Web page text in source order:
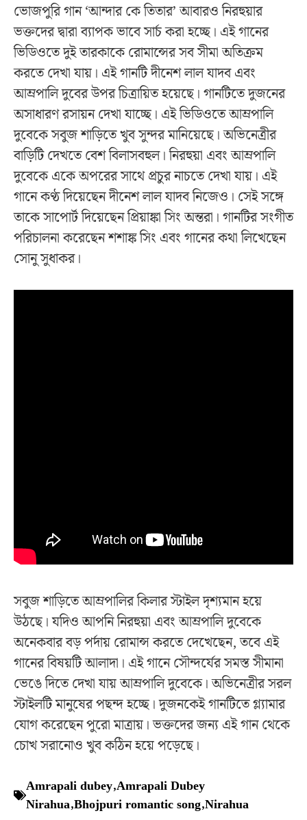
ভোজপুরি গান ‘আন্দার কে তিতার’ আবারও নিরহুয়ার
ভক্তদের দ্বারা ব্যাপক ভাবে সার্চ করা হচ্ছে। এই গানের
ভিডিওতে দুই তারকাকে রোমান্সের সব সীমা অতিক্রম
করতে দেখা যায়। এই গানটি দীনেশ লাল যাদব এবং
আম্রপালি দুবের উপর চিত্রায়িত হয়েছে। গানটিতে দুজনের
অসাধারণ রসায়ন দেখা যাচ্ছে। এই ভিডিওতে আম্রপালি
দুবেকে সবুজ শাড়িতে খুব সুন্দর মানিয়েছে। অভিনেত্রীর
বাড়িটি দেখতে বেশ বিলাসবহুল। নিরহুয়া এবং আম্রপালি
দুবেকে একে অপরের সাথে প্রচুর নাচতে দেখা যায়। এই
গানে কণ্ঠ দিয়েছেন দীনেশ লাল যাদব নিজেও। সেই সঙ্গে
তাকে সাপোর্ট দিয়েছেন প্রিয়াঙ্কা সিং অন্তরা। গানটির সংগীত
পরিচালনা করেছেন শশাঙ্ক সিং এবং গানের কথা লিখেছেন
সোনু সুধাকর।
সবুজ শাড়িতে আম্রপালির কিলার স্টাইল দৃশ্যমান হয়ে
উঠছে। যদিও আপনি নিরহুয়া এবং আম্রপালি দুবেকে
অনেকবার বড় পর্দায় রোমান্স করতে দেখেছেন, তবে এই
গানের বিষয়টি আলাদা। এই গানে সৌন্দর্যের সমস্ত সীমানা
ভেঙে দিতে দেখা যায় আম্রপালি দুবেকে। অভিনেত্রীর সরল
স্টাইলটি মানুষের পছন্দ হচ্ছে। দুজনকেই গানটিতে গ্ল্যামার
যোগ করেছেন পুরো মাত্রায়। ভক্তদের জন্য এই গান থেকে
চোখ সরানোও খুব কঠিন হয়ে পড়েছে।
Amrapali dubey,Amrapali Dubey
Nirahua,Bhojpuri romantic song,Nirahua